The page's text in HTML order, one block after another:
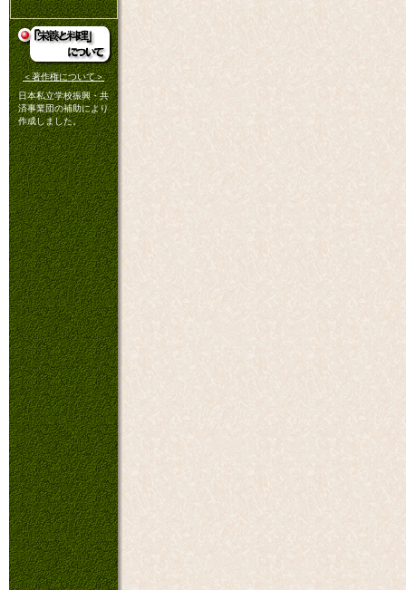
＜著作権について＞
日本私立学校振興・共
済事業団の補助により
作成しました。